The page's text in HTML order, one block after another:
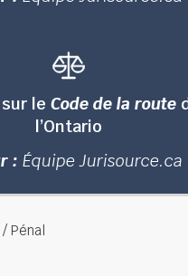
sur leCode de la route
l’Ontario
: Équipe Jurisource.ca
Pénal